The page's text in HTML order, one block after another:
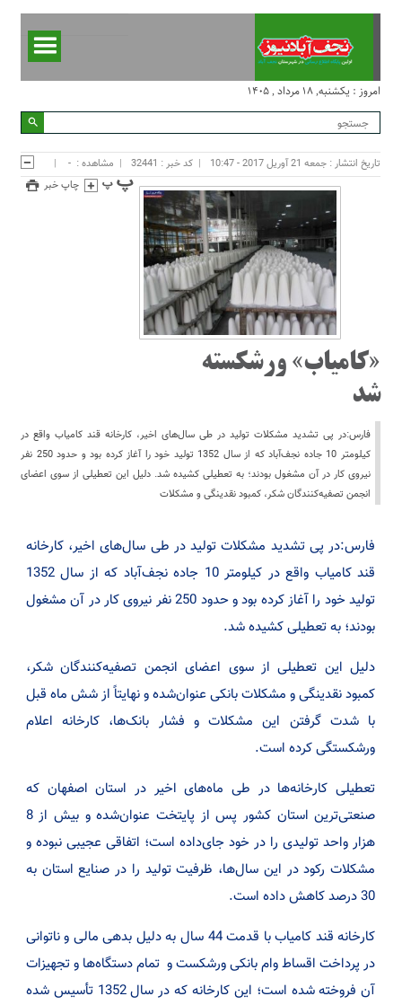
امروز : یکشنبه, ۱۸ مرداد , ۱۴۰۵
تاریخ انتشار : جمعه 21 آوریل 2017 - 10:47 کد خبر : 32441 مشاهده : -
چاپ خبر
«کامیاب» ورشکسته
شد
فارس:در پی تشدید مشکلات تولید در طی سال‌های اخیر، کارخانه قند کامیاب واقع در
کیلومتر 10 جاده نجف‌آباد که از سال 1352 تولید خود را آغاز کرده بود و حدود 250 نفر
نیروی کار در آن مشغول بودند؛ به تعطیلی کشیده شد. دلیل این تعطیلی از سوی اعضای
انجمن تصفیه‌کنندگان شکر، کمبود نقدینگی و مشکلات
فارس:در پی تشدید مشکلات تولید در طی سال‌های اخیر، کارخانه
قند کامیاب واقع در کیلومتر 10 جاده نجف‌آباد که از سال 1352
تولید خود را آغاز کرده بود و حدود 250 نفر نیروی کار در آن مشغول
بودند؛ به تعطیلی کشیده شد.
دلیل این تعطیلی از سوی اعضای انجمن تصفیه‌کنندگان شکر،
کمبود نقدینگی و مشکلات بانکی عنوان‌شده و نهایتاً از شش ماه قبل
با شدت گرفتن این مشکلات و فشار بانک‌ها، کارخانه اعلام
ورشکستگی کرده است.
تعطیلی کارخانه‌ها در طی ماه‌های اخیر در استان اصفهان که
صنعتی‌ترین استان کشور پس از پایتخت عنوان‌شده و بیش از 8
هزار واحد تولیدی را در خود جای‌داده است؛ اتفاقی عجیبی نبوده و
مشکلات رکود در این سال‌ها، ظرفیت تولید را در صنایع استان به
30 درصد کاهش داده است.
کارخانه قند کامیاب با قدمت 44 سال به دلیل بدهی مالی و ناتوانی
در پرداخت اقساط وام بانکی ورشکست و تمام دستگاه‌ها و تجهیزات
آن فروخته شده است؛ این کارخانه که در سال 1352 تأسیس شده